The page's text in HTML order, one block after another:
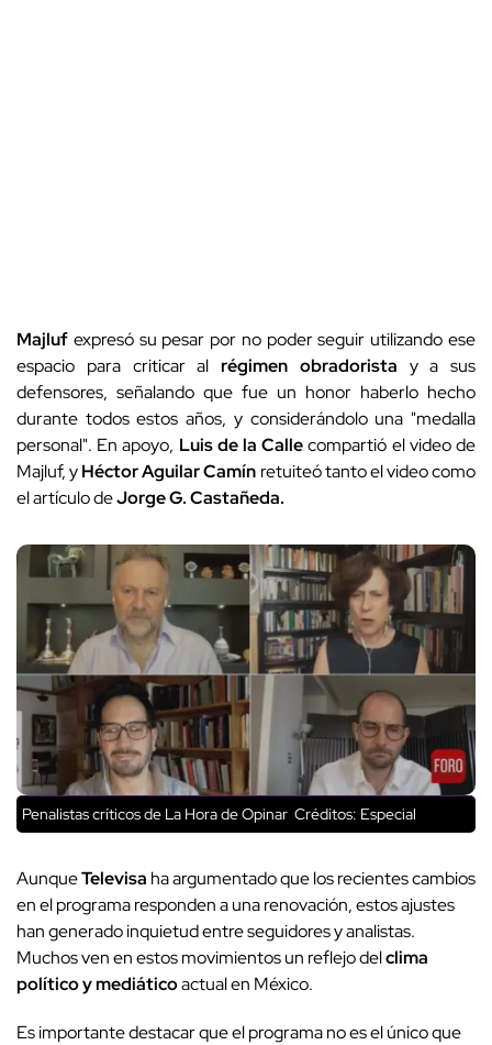
Majluf expresó su pesar por no poder seguir utilizando ese
espacio para criticar al régimen obradorista y a sus
defensores, señalando que fue un honor haberlo hecho
durante todos estos años, y considerándolo una "medalla
personal". En apoyo, Luis de la Callecompartió el video de
Majluf, yHéctor Aguilar Camín retuiteó tanto el video como
el artículo deJorge G. Castañeda.
Penalistas críticos de La Hora de Opinar Créditos: Especial
AunqueTelevisa ha argumentado que los recientes cambios
en el programa responden a una renovación, estos ajustes
han generado inquietud entre seguidores y analistas.
Muchos ven en estos movimientos un reflejo delclima
político y mediáticoactual en México.
Es importante destacar que el programa no es el único que